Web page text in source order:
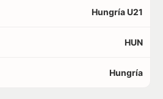
Hungría U21
HUN
Hungría